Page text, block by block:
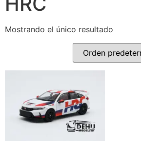
Mostrando el único resultado